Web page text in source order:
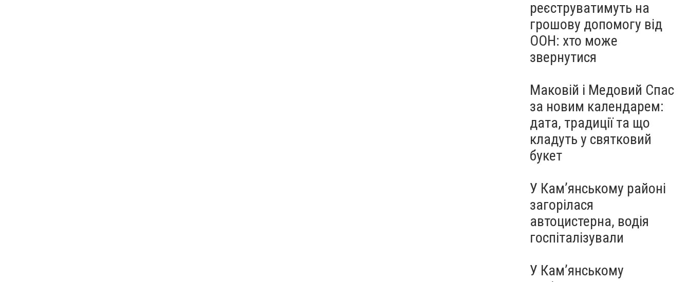
реєструватимуть на
грошову допомогу від
ООН: хто може
звернутися
Маковій і Медовий Спас
за новим календарем:
дата, традиції та що
кладуть у святковий
букет
У Кам’янському районі
загорілася
автоцистерна, водія
госпіталізували
У Кам’янському